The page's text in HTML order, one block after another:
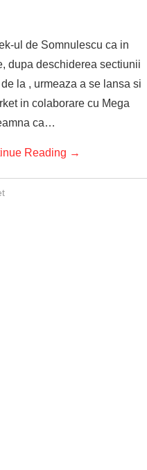
ul de Somnulescu ca in
dupa deschiderea sectiunii
la , urmeaza a se lansa si
in colaborare cu Mega
ca…
Reading →